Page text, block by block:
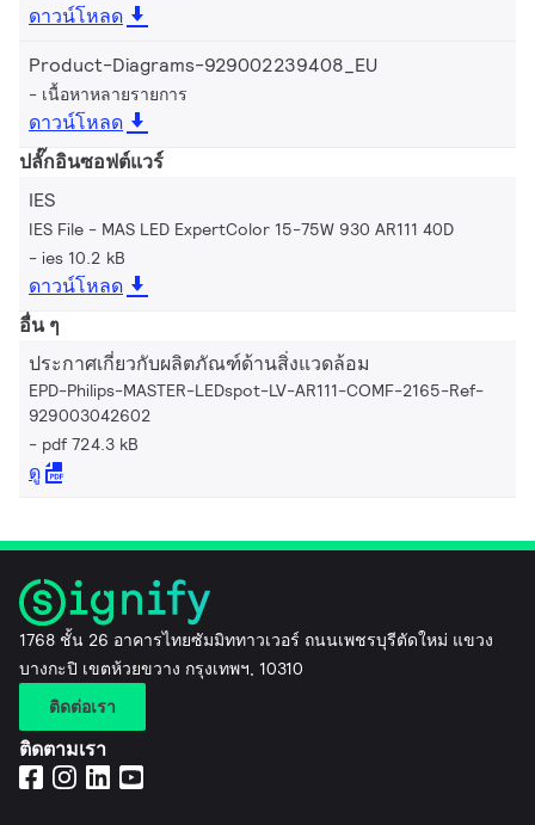
ดาวน์โหลด
Product-Diagrams-929002239408_EU
เนื้อหาหลายรายการ
ดาวน์โหลด
ปลั๊กอินซอฟต์แวร์
IES
IES File - MAS LED ExpertColor 15-75W 930 AR111 40D
ies 10.2 kB
ดาวน์โหลด
อื่น ๆ
ประกาศเกี่ยวกับผลิตภัณฑ์ด้านสิ่งแวดล้อม
EPD-Philips-MASTER-LEDspot-LV-AR111-COMF-2165-Ref-
929003042602
pdf 724.3 kB
ดู
1768 ชั้น 26 อาคารไทยซัมมิททาวเวอร์ ถนนเพชรบุรีตัดใหม่ แขวง
บางกะปิ เขตห้วยขวาง กรุงเทพฯ, 10310
ติดต่อเรา
ติดตามเรา